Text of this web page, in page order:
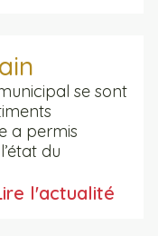
se sont
a permis
du
l'actualité